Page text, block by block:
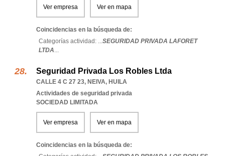
Ver empresa Ver en mapa
Coincidencias en la búsqueda de:
Categorías actividad: ...SEGURIDAD PRIVADA LAFORET
LTDA...
Seguridad Privada Los Robles Ltda
CALLE 4 C 27 23, NEIVA, HUILA
Actividades de seguridad privada
SOCIEDAD LIMITADA
Ver empresa Ver en mapa
Coincidencias en la búsqueda de: